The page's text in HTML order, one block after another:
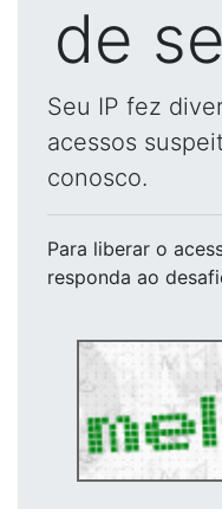
de
Seu IP fez
acessos
conosco.
Para liberar o
responda ao